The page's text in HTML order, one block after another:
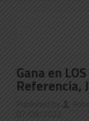
Gana en
Referencia,
Published by
07/08/2022